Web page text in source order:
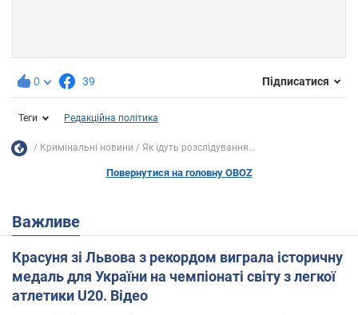
0 39 Підписатися
Теги Редакційна політика
Кримінальні новини Як ідуть розслідування...
Повернутися на головну OBOZ
Важливе
Красуня зі Львова з рекордом виграла історичну
медаль для України на чемпіонаті світу з легкої
атлетики U20. Відео